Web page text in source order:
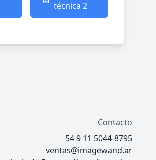
técnica 2
Contacto
54 9 11 5044-8795
ventas@imagewand.ar